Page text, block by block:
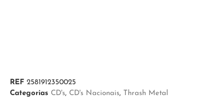
REF 2581912350025
Categorias CD's, CD's Nacionais, Thrash Metal